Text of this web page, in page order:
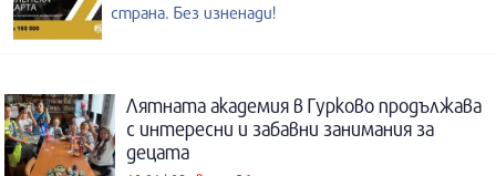
страна. Без изненади!
Лятната академия в Гурково продължава
с интересни и забавни занимания за
децата